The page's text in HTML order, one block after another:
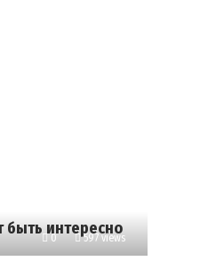
интересно
0 597 views